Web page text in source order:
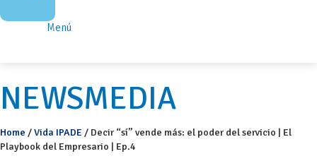
Menú
NEWSMEDIA
Home /Vida IPADE / Decir “sí” vende más: el poder del servicio | El
Playbook del Empresario | Ep.4